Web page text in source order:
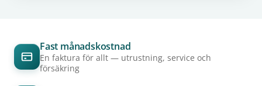
Fast månadskostnad
En faktura för allt — utrustning, service och
försäkring